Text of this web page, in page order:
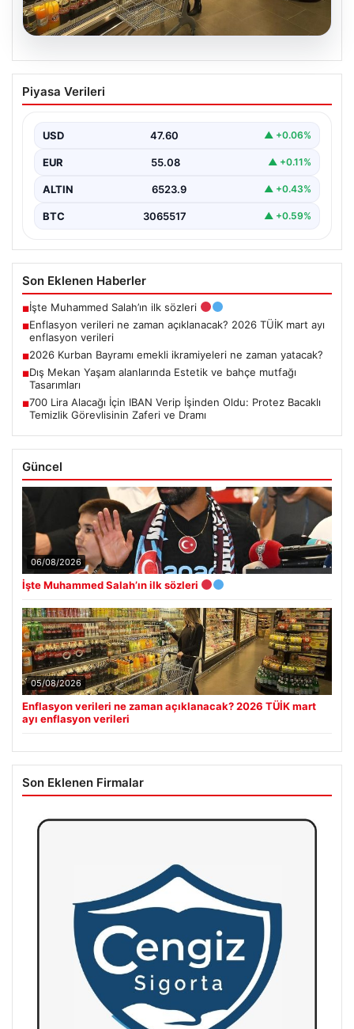
Enflasyon verileri ne zaman
açıklanacak? 2026 TÜİK mart ayı
Piyasa Verileri
USD 47.60 ▲ +0.06%
EUR 55.08 ▲ +0.11%
ALTIN 6523.9 ▲ +0.43%
BTC 3065517 ▲ +0.59%
Son Eklenen Haberler
■İşte Muhammed Salah’ın ilk sözleri
■Enflasyon verileri ne zaman açıklanacak? 2026 TÜİK mart ayı
enflasyon verileri
■2026 Kurban Bayramı emekli ikramiyeleri ne zaman yatacak?
■Dış Mekan Yaşam alanlarında Estetik ve bahçe mutfağı
Tasarımları
■700 Lira Alacağı İçin IBAN Verip İşinden Oldu: Protez Bacaklı
Temizlik Görevlisinin Zaferi ve Dramı
Güncel
06/08/2026
İşte Muhammed Salah’ın ilk sözleri
05/08/2026
Enflasyon verileri ne zaman açıklanacak? 2026 TÜİK mart
ayı enflasyon verileri
Son Eklenen Firmalar